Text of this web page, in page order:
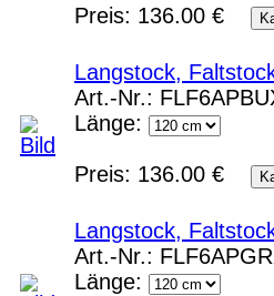
Preis: 136.00 €
Langstock,
Art.-Nr.:
Länge:
Preis: 136.00 €
Langstock,
Art.-Nr.:
Länge: